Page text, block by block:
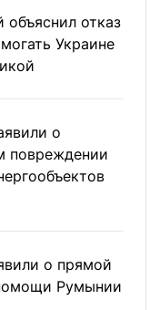
объяснил отказ
Украине
о
повреждении
о прямой
Румынии